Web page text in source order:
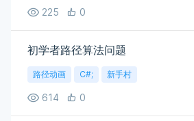
225 0
初学者路径算法问题
路径动画 C#; 新手村
614 0